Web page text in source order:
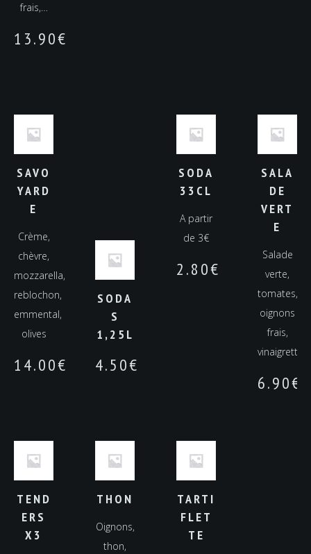
frais,…
13.90€
SALA
DE
VERT
E
Salade
verte,
tomates,
oignons
frais,
vinaigrette
6.90€
SAVO
YARD
E
Crème,
chèvre,
mozzarella,
reblochon,
emmental,
olives
14.00€
SODA
33CL
A partir
de 3€
2.80€
SODA
S
1,25L
4.50€
TARTI
FLET
TE
TEND
ERS
X3
THON
Oignons,
thon,